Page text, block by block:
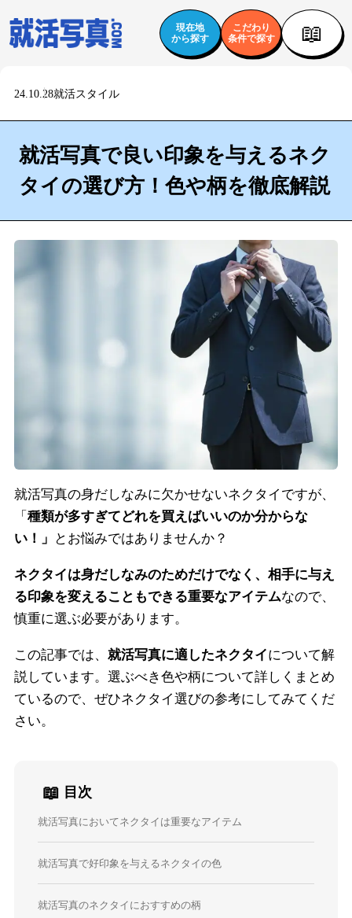
現在地
から探す
こだわり
条件で探す
📖
24.10.28就活スタイル
就活写真で良い印象を与えるネク
タイの選び方！色や柄を徹底解説
就活写真の身だしなみに欠かせないネクタイですが、
「 種類が多すぎてどれを買えばいいのか分からな
い！」
とお悩みではありませんか？
ネクタイは身だしなみのためだけでなく、相手に与え
る印象を変えることもできる重要なアイテムなので、
慎重に選ぶ必要があります。
この記事では、 就活写真に適したネクタイについて解
説しています。選ぶべき色や柄について詳しくまとめ
ているので、ぜひネクタイ選びの参考にしてみてくだ
さい。
📖 目次
就活写真においてネクタイは重要なアイテム
就活写真で好印象を与えるネクタイの色
就活写真のネクタイにおすすめの柄